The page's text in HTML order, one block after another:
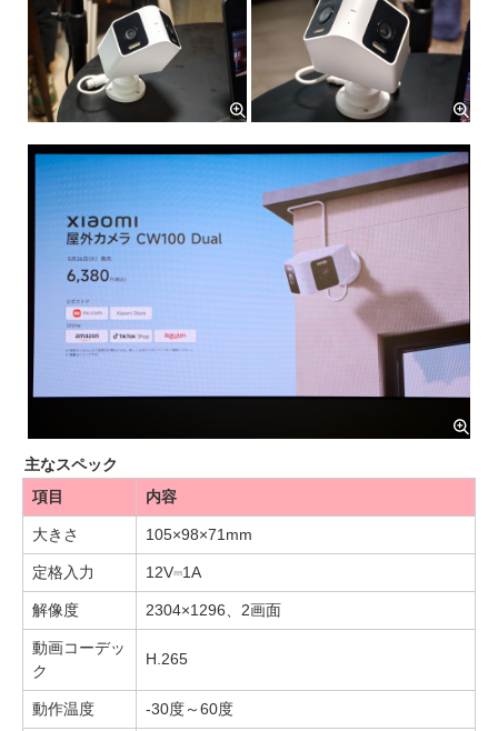
主なスペック
項目
内容
大きさ 105×98×71mm
定格入力 12V⎓1A
解像度 2304×1296、2画面
動画コーデッ
ク
H.265
動作温度 -30度～60度